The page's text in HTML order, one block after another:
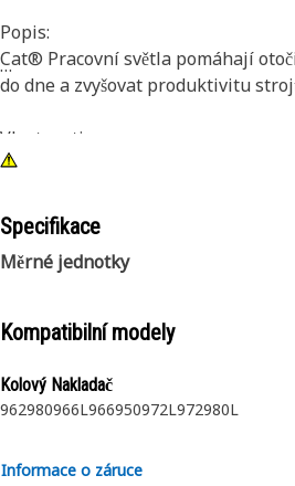
Popis:
Cat® Pracovní světla pomáhají
do dne a zvyšovat produktivitu
Vlastnosti:
1) Světla Cat Premium jsou
2) Světla Cat lze přizpůsobit jiným
vozovém parku a dodatečně
Navrženo pro použití v extrémně
Specifikace
Měrné jednotky
Kompatibilní modely
Kolový Nakladač
962980966L966950972L972980L
Informace o záruce